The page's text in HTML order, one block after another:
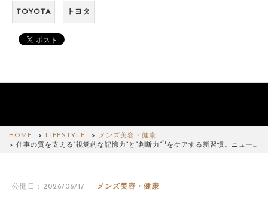
TOYOTA トヨタ
HOME LIFESTYLE
メンズ美容・健康
仕事の質を支える“視覚的な記憶力”と“判断力”*1 をケアする新習慣。ニュー…
公開日：2026/06/17 メンズ美容・健康